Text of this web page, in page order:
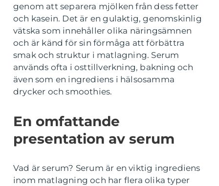
genom att separera mjölken från dess fetter
och kasein. Det är en gulaktig, genomskinlig
vätska som innehåller olika näringsämnen
och är känd för sin förmåga att förbättra
smak och struktur i matlagning. Serum
används ofta i osttillverkning, bakning och
även som en ingrediens i hälsosamma
drycker och smoothies.
En omfattande
presentation av serum
Vad är serum? Serum är en viktig ingrediens
inom matlagning och har flera olika typer